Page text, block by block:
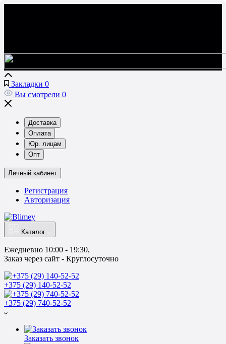
Закладки 0
Вы смотрели 0
Доставка
Оплата
Юр. лицам
Опт
Личный кабинет
Регистрация
Авторизация
Каталог
Ежедневно 10:00 - 19:30,
Заказ через сайт - Круглосуточно
+375 (29) 140-52-52
+375 (29) 740-52-52
Заказать звонок